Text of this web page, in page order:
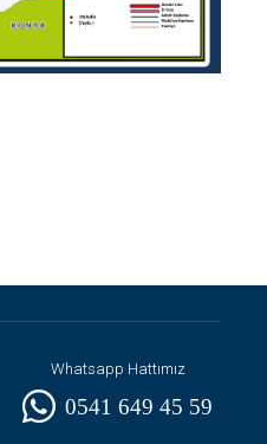
Whatsapp Hattımız
0541 649 45 59